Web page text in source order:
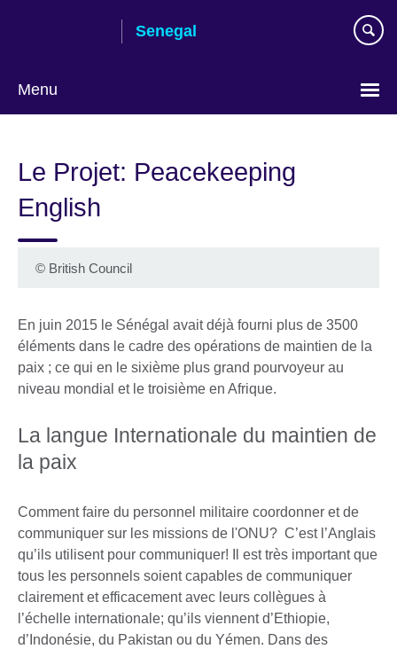
Senegal
Menu
langue
Le Projet: Peacekeeping
English
© British Council
En juin 2015 le Sénégal avait déjà fourni plus de 3500
éléments dans le cadre des opérations de maintien de la
paix ; ce qui en le sixième plus grand pourvoyeur au
niveau mondial et le troisième en Afrique.
La langue Internationale du maintien de
la paix
Comment faire du personnel militaire coordonner et de
communiquer sur les missions de l'ONU? C’est l’Anglais
qu’ils utilisent pour communiquer! Il est très important que
tous les personnels soient capables de communiquer
clairement et efficacement avec leurs collègues à
l’échelle internationale; qu’ils viennent d’Ethiopie,
d’Indonésie, du Pakistan ou du Yémen. Dans des